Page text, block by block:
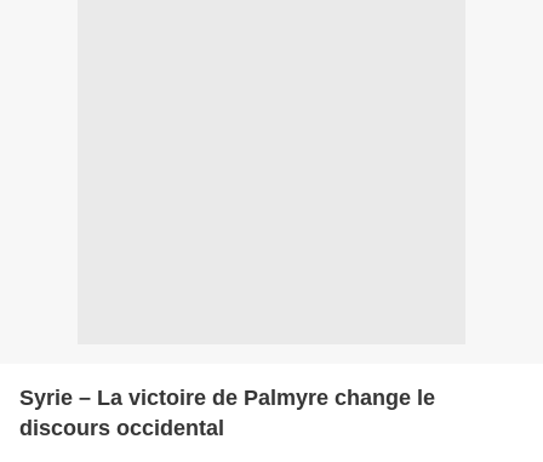
Syrie – La victoire de Palmyre change le
discours occidental